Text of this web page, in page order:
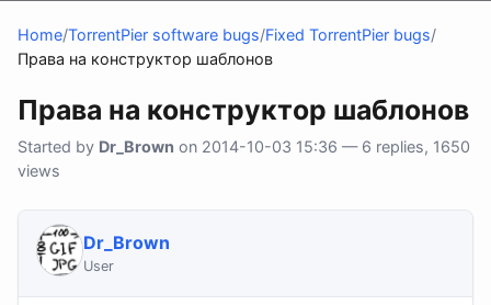
Home/TorrentPier software bugs/Fixed TorrentPier bugs/
Права на конструктор шаблонов
Права на конструктор шаблонов
Started by Dr_Brown on 2014-10-03 15:36 — 6 replies, 1650
views
Dr_Brown
User